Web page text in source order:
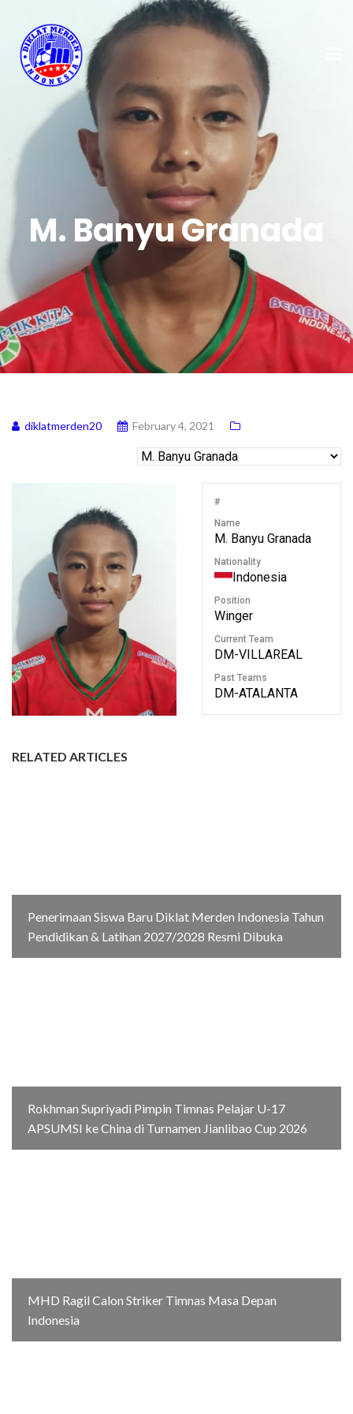
M. Banyu Granada
diklatmerden20 February 4, 2021
#
Name
M. Banyu Granada
Nationality
Indonesia
Position
Winger
Current Team
DM-VILLAREAL
Past Teams
DM-ATALANTA
RELATED ARTICLES
Penerimaan Siswa Baru Diklat Merden Indonesia Tahun
Pendidikan & Latihan 2027/2028 Resmi Dibuka
Rokhman Supriyadi Pimpin Timnas Pelajar U-17
APSUMSI ke China di Turnamen Jianlibao Cup 2026
MHD Ragil Calon Striker Timnas Masa Depan
Indonesia